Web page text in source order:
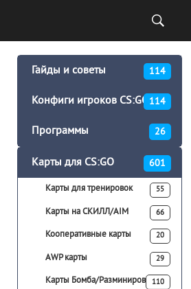
Гайды и советы 114
Конфиги игроков CS:GO 114
Программы 26
Карты для CS:GO 601
Карты для тренировок 55
Карты на СКИЛЛ/AIM 66
Кооперативные карты 20
AWP карты 29
Карты Бомба/Разминирование
110